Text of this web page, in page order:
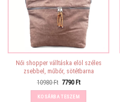
Női shopper válltáska elöl széles
zsebbel, műbőr, sötétbarna
10980Ft Original
was:
10980 Ft.
7790 FtCurrent
KOSÁRBA TESZEM